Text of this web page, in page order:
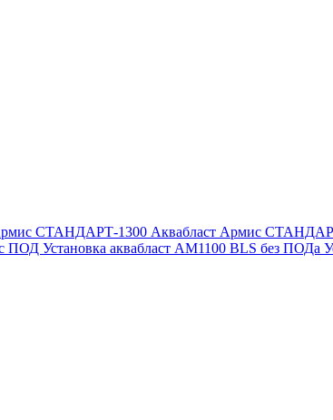
СТАНДАРТ-1300 Аквабласт Армис
с ПОД Установка аквабласт AM1100 BLS без ПОДа